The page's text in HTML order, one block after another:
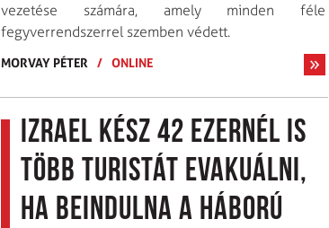
vezetése számára, amely minden féle
fegyverrendszerrel szemben védett.
MORVAY PÉTER / ONLINE
Izrael kész 42 ezernél is
több turistát evakuálni,
ha beindulna a háború